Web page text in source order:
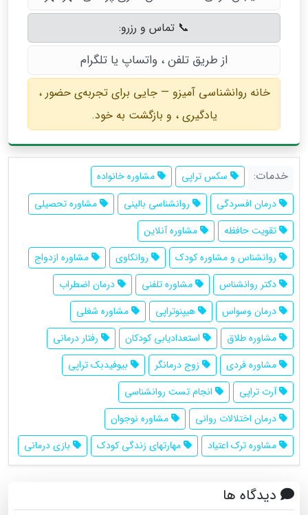
📞 تماس و رزرو:
از طریق تلفن ، واتساپ یا تلگرام
خانه روانشناسی آمیزو — جایی برای تجربه‌ی حضور ،
یادگیری ، و بازگشت به خود.
خدمات: سکس تراپی
مشاوره خانواده
درمان افسردگی
روانشناسی بالینی
مشاوره تحصیلی
تقویت حافظه
مشاوره آنلاین
روانشناس و مشاوره كودك
روانکاوی
مشاوره ازدواج
دکتر روانشناس
مشاوره تلفنی
درمان اضطراب
درمان وسواس
هیپنوتراپی
مشاوره شغلی
مشاوره طلاق
استعدادیابی کودکان
رفتار درمانی
مشاوره فردی
زوج درمانگر
بیوفیدبک تراپی
آرت تراپی
انجام تست روانشناسی
درمان اختلالات روانی
مشاوره نوجوان
مشاوره ترک اعتیاد
مهارتهای زندگی کودک بازی درمانی
دیدگاه ها